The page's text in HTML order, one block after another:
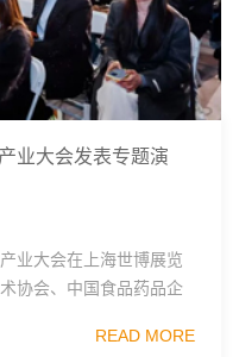
业大会发表专题演
业大会在上海世博展览
协会、中国食品药品企
长寿科学...
READ MORE